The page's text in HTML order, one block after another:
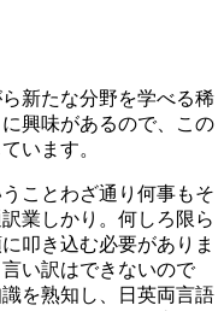
新たな分野を学べる稀
興味があるので、この
います。
ことわざ通り何事もそ
業しかり。何しろ限ら
叩き込む必要がありま
い訳はできないので
を熟知し、日英両言語